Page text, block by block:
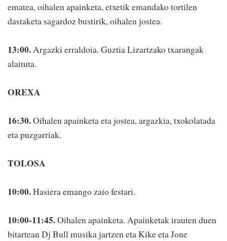
ematea, oihalen apainketa, etxetik emandako tortilen
dastaketa sagardoz bustirik, oihalen jostea.
13:00.Argazki erraldoia. Guztia Lizartzako txarangak
alaituta.
OREXA
16:30.Oihalen apainketa eta jostea, argazkia, txokolatada
eta puzgarriak.
TOLOSA
10:00.Hasiera emango zaio festari.
10:00-11:45.Oihalen apainketa. Apainketak irauten duen
bitartean Dj Bull musika jartzen eta Kike eta Jone